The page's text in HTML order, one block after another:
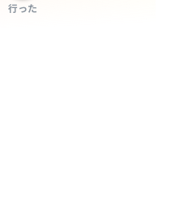
行った